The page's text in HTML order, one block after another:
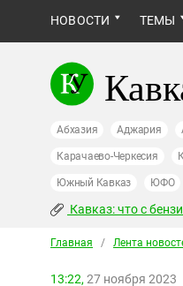
НОВОСТИ ТЕМЫ
Абхазия Аджария
Карачаево-Черкесия
Южный Кавказ ЮФО
Кавказ: что с
Главная / Лента
13:22, 27 ноября 2023